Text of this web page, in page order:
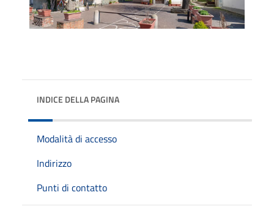
INDICE DELLA PAGINA
Modalità di accesso
Indirizzo
Punti di contatto